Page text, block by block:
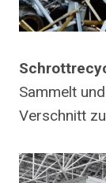
Sammelt
Verschnitt